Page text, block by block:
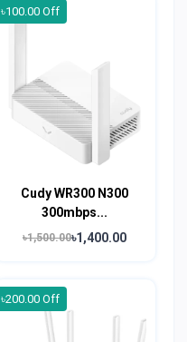
৳100.00 Off
Cudy WR300 N300
300mbps...
৳1,500.00৳1,400.00
৳200.00 Off